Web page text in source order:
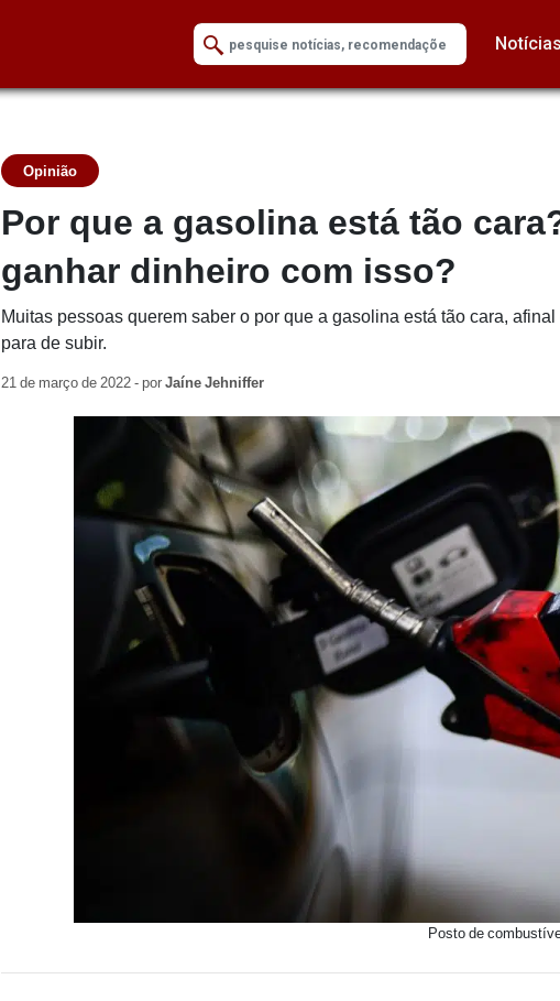
Notícias
Opinião
Por que a gasolina está tão
ganhar dinheiro com isso?
Muitas pessoas querem saber o por que a gasolina está tão cara,
para de subir.
21 de março de 2022 - porJaíne Jehniffer
Posto de